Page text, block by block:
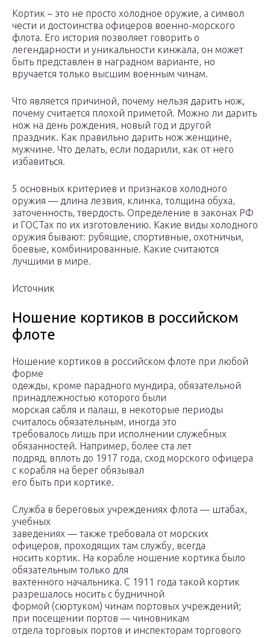
Кортик – это не просто холодное оружие, а символ
чести и достоинства офицеров военно-морского
флота. Его история позволяет говорить о
легендарности и уникальности кинжала, он может
быть представлен в наградном варианте, но
вручается только высшим военным чинам.
Что является причиной, почему нельзя дарить нож,
почему считается плохой приметой. Можно ли дарить
нож на день рождения, новый год и другой
праздник. Как правильно дарить нож женщине,
мужчине. Что делать, если подарили, как от него
избавиться.
5 основных критериев и признаков холодного
оружия — длина лезвия, клинка, толщина обуха,
заточенность, твердость. Определение в законах РФ
и ГОСТах по их изготовлению. Какие виды холодного
оружия бывают: рубящие, спортивные, охотничьи,
боевые, комбинированные. Какие считаются
лучшими в мире.
Источник
Ношение кортиков в российском
флоте
Ношение кортиков в российском флоте при любой
форме
одежды, кроме парадного мундира, обязательной
принадлежностью которого были
морская сабля и палаш, в некоторые периоды
считалось обязательным, иногда это
требовалось лишь при исполнении служебных
обязанностей. Например, более ста лет
подряд, вплоть до 1917 года, сход морского офицера
с корабля на берег обязывал
его быть при кортике.
Служба в береговых учреждениях флота — штабах,
учебных
заведениях — также требовала от морских
офицеров, проходящих там службу, всегда
носить кортик. На корабле ношение кортика было
обязательным только для
вахтенного начальника. С 1911 года такой кортик
разрешалось носить с будничной
формой (сюртуком) чинам портовых учреждений;
при посещении портов — чиновникам
отдела торговых портов и инспекторам торгового